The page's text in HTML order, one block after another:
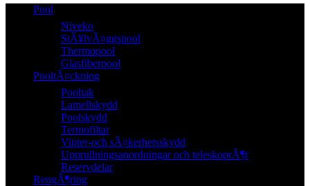
Pool
Niveko
StÃ¥lvÃ¤ggspool
Thermopool
Glasfiberpool
PooltÃ¤ckning
Pooltak
Lamellskydd
Poolskydd
Termofiltar
Vinter-och sÃ¤kerhetsskydd
Upprullningsanordningar och teleskoprÃ¶r
Reservdelar
RengÃ¶ring